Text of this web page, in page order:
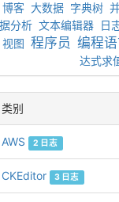
博客 大数据 字典树
据分析 文本编辑器 日
视图 程序员 编程
达式求
类别
AWS 2 日志
CKEditor 3 日志